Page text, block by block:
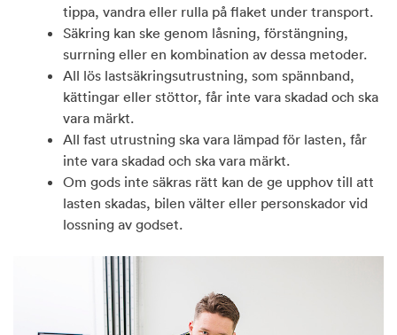
tippa, vandra eller rulla på flaket under transport.
Säkring kan ske genom låsning, förstängning,
surrning eller en kombination av dessa metoder.
All lös lastsäkringsutrustning, som spännband,
kättingar eller stöttor, får inte vara skadad och ska
vara märkt.
All fast utrustning ska vara lämpad för lasten, får
inte vara skadad och ska vara märkt.
Om gods inte säkras rätt kan de ge upphov till att
lasten skadas, bilen välter eller personskador vid
lossning av godset.